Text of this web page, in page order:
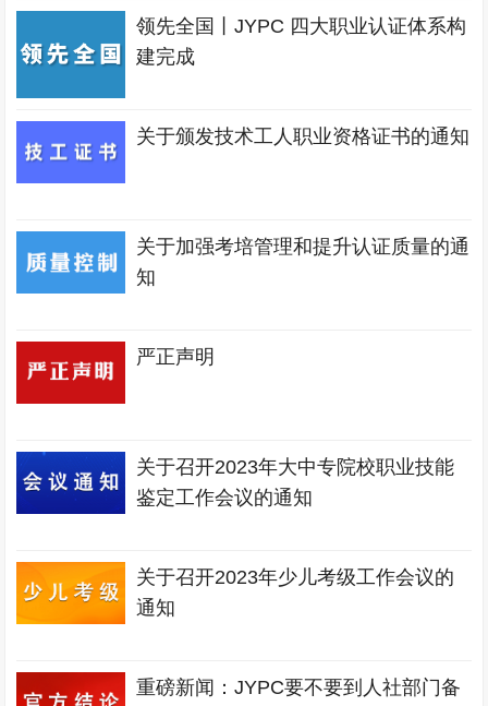
领先全国丨JYPC 四大职业认证体系构
建完成
关于颁发技术工人职业资格证书的通知
关于加强考培管理和提升认证质量的通
知
严正声明
关于召开2023年大中专院校职业技能
鉴定工作会议的通知
关于召开2023年少儿考级工作会议的
通知
重磅新闻：JYPC要不要到人社部门备